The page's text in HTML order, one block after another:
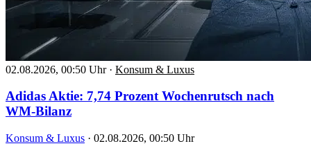
02.08.2026, 00:50 Uhr · Konsum & Luxus
Adidas Aktie: 7,74 Prozent Wochenrutsch nach
WM-Bilanz
Konsum & Luxus · 02.08.2026, 00:50 Uhr